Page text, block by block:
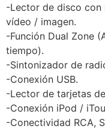
-Lector de disco
vídeo / imagen.
-Función Dual Zone
tiempo).
-Sintonizador de
-Conexión USB.
-Lector de tarjetas
-Conexión iPod /
-Conectividad RCA,